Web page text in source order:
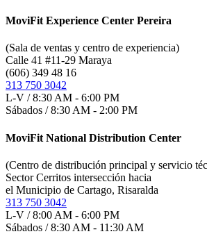
MoviFit Experience Center Pereira
(Sala de ventas y centro de experiencia)
Calle 41 #11-29 Maraya
(606) 349 48 16
313 750 3042
L-V / 8:30 AM - 6:00 PM
Sábados / 8:30 AM - 2:00 PM
MoviFit National Distribution Center
(Centro de distribución principal y servicio
Sector Cerritos intersección hacia
el Municipio de Cartago, Risaralda
313 750 3042
L-V / 8:00 AM - 6:00 PM
Sábados / 8:30 AM - 11:30 AM